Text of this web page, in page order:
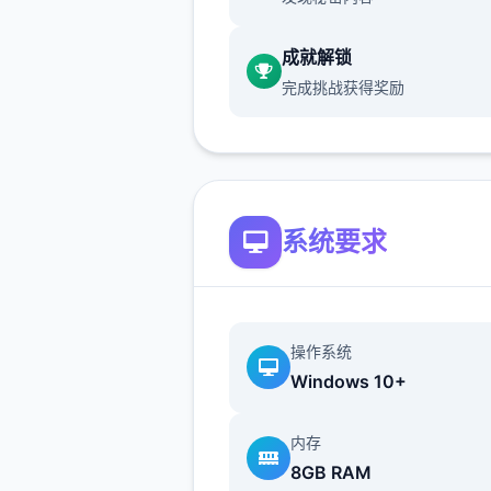
世界不一样了...只要使用这个技
然一场战斗中只能使用一次)
太天真了，作为训练家就必须
精进自己的技巧，但就算是这
对于第一次击败儿时玩伴的我
一些输掉的钱给拿回来...
成就解锁
完成挑战获得奖励
系统要求
操作系统
Windows 10+
内存
8GB RAM